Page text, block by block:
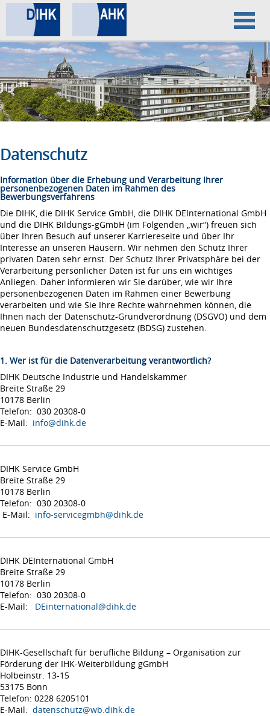
Home
Datenschutz
Impressum
Datenschutz
Information über die Erhebung und Verarbeitung Ihrer
personenbezogenen Daten im Rahmen des
Bewerbungsverfahrens
Die DIHK, die DIHK Service GmbH, die DIHK DEInternational GmbH
und die DIHK Bildungs-gGmbH (im Folgenden „wir“) freuen sich
über Ihren Besuch auf unserer Karriereseite und über Ihr
Interesse an unseren Häusern. Wir nehmen den Schutz Ihrer
privaten Daten sehr ernst. Der Schutz Ihrer Privatsphäre bei der
Verarbeitung persönlicher Daten ist für uns ein wichtiges
Anliegen. Daher informieren wir Sie darüber, wie wir Ihre
personenbezogenen Daten im Rahmen einer Bewerbung
verarbeiten und wie Sie Ihre Rechte wahrnehmen können, die
Ihnen nach der Datenschutz-Grundverordnung (DSGVO) und dem
neuen Bundesdatenschutzgesetz (BDSG) zustehen.
1. Wer ist für die Datenverarbeitung verantwortlich?
DIHK Deutsche Industrie und Handelskammer
Breite Straße 29
10178 Berlin
Telefon: 030 20308-0
E-Mail: info@dihk.de
DIHK Service GmbH
Breite Straße 29
10178 Berlin
Telefon: 030 20308-0
E-Mail: info-servicegmbh@dihk.de
DIHK DEInternational GmbH
Breite Straße 29
10178 Berlin
Telefon: 030 20308-0
E-Mail: DEinternational@dihk.de
DIHK-Gesellschaft für berufliche Bildung – Organisation zur
Förderung der IHK-Weiterbildung gGmbH
Holbeinstr. 13-15
53175 Bonn
Telefon: 0228 6205101
E-Mail: datenschutz@wb.dihk.de